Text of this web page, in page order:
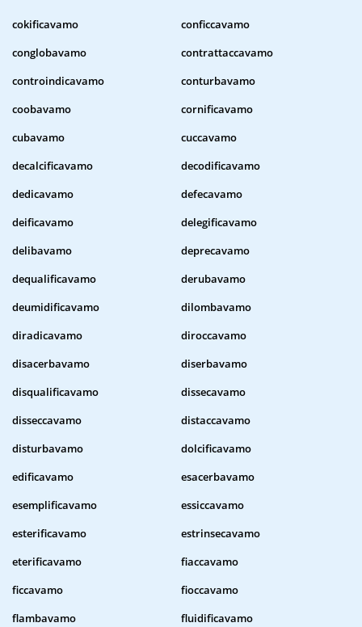
cokificavamo
conficcavamo
conglobavamo
contrattaccavamo
controindicavamo
conturbavamo
coobavamo
cornificavamo
cubavamo
cuccavamo
decalcificavamo
decodificavamo
dedicavamo
defecavamo
deificavamo
delegificavamo
delibavamo
deprecavamo
dequalificavamo
derubavamo
deumidificavamo
dilombavamo
diradicavamo
diroccavamo
disacerbavamo
diserbavamo
disqualificavamo
dissecavamo
disseccavamo
distaccavamo
disturbavamo
dolcificavamo
edificavamo
esacerbavamo
esemplificavamo
essiccavamo
esterificavamo
estrinsecavamo
eterificavamo
fiaccavamo
ficcavamo
fioccavamo
flambavamo
fluidificavamo